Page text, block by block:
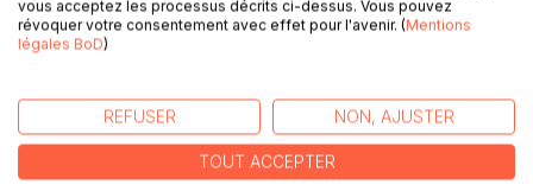
C'est au fil de ses années d'expériences que Marie
Pélisson a pu tirer ce triste constat : La culpabilité est
sont pas nos difficultés de vie et les obstacles passés qui
empêchent la résilience, mais bel et bien la culpabilité qui
bloque le processus d'auto-pardon et d'évolution. Dans
cet ouvrage, l'auteure souhaite partager avec vous les
vous acceptez les processus décrits ci-dessus. Vous pouvez
révoquer votre consentement avec effet pour l'avenir. (Mentions
légales BoD)
REFUSER NON, AJUSTER
TOUT ACCEPTER